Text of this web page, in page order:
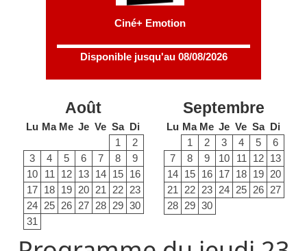
Ciné+ Emotion
Disponible jusqu'au 08/08/2026
Août
Lu Ma Me Je Ve Sa Di
1
2
3
4 5 6 7 8
9
10
11 12 13 14 15 16
17 18 19 20 21 22 23
24 25 26 27 28 29 30
31
Septembre
Lu Ma Me Je Ve Sa Di
1
2 3 4 5
6
7
8 9 10 11 12 13
14 15 16 17 18 19 20
21
22 23 24 25 26 27
28 29 30